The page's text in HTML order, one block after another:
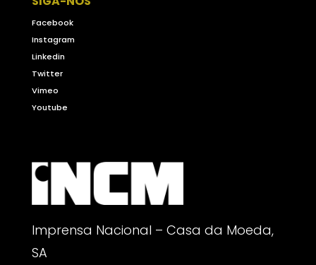
Facebook
Instagram
Linkedin
Twitter
Vimeo
Youtube
Imprensa Nacional – Casa da Moeda,
SA